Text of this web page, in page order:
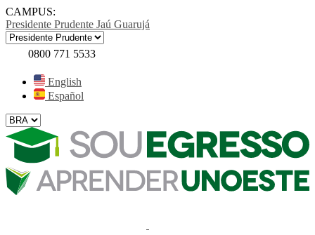
CAMPUS:
Presidente Prudente Jaú Guarujá
0800 771 5533
English
Español